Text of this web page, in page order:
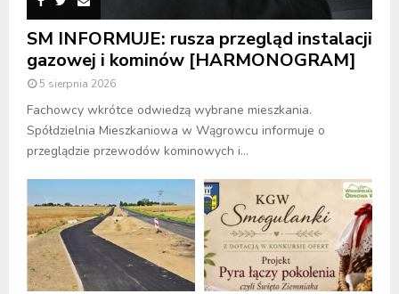
SM INFORMUJE: rusza przegląd instalacji
gazowej i kominów [HARMONOGRAM]
5 sierpnia 2026
Fachowcy wkrótce odwiedzą wybrane mieszkania.
Spółdzielnia Mieszkaniowa w Wągrowcu informuje o
przeglądzie przewodów kominowych i...